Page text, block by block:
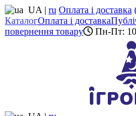
UA | ru Оплата і доставка
КаталогОплата і доставка
повернення товару
Пн-Пт: